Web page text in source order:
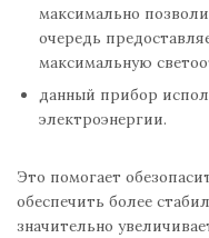
максимально
очередь
максимальную
данный прибор
электроэнергии.
Это помогает
обеспечить более
значительно